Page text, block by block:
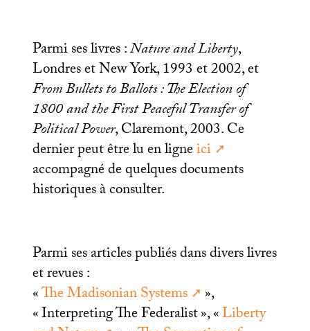
Parmi ses livres :Nature and Liberty,
Londres et New York, 1993 et 2002, et
From Bullets to Ballots : The Election of
1800 and the First Peaceful Transfer of
Political Power, Claremont, 2003. Ce
dernier peut être lu en ligneici
accompagné de quelques documents
historiques à consulter.
Parmi ses articles publiés dans divers livres
et revues :
«The Madisonian Systems
»,
«Interpreting The Federalist», «Liberty